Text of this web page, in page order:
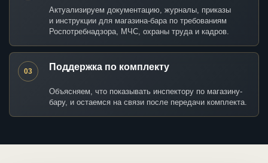
Актуализируем документацию, журналы, приказы
и инструкции для магазина-бара по требованиям
Роспотребнадзора, МЧС, охраны труда и кадров.
03 Поддержка по комплекту
Объясняем, что показывать инспектору по магазину-
бару, и остаемся на связи после передачи комплекта.